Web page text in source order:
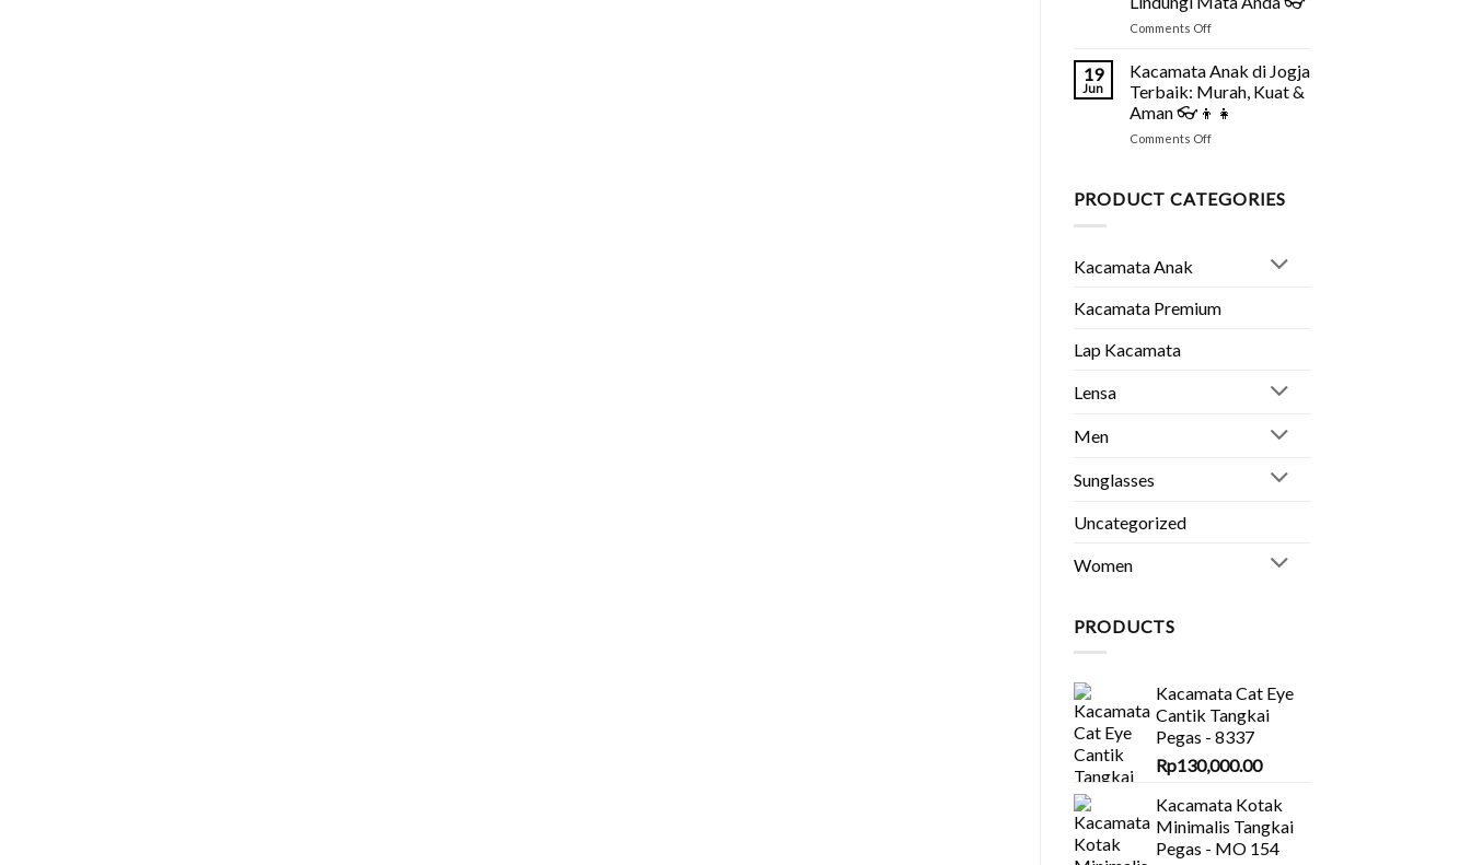
👓
2026:
Jenis
Rekomendasi
Optik
👓
Comments Offon
untuk
di
Depan
Laptop:
Anda
19
Jun
Kacamata Anak di Jogja
Terbaik: Murah, Kuat &
Aman 👓👦👧
Comments Offon
di
Aman
PRODUCT CATEGORIES
Kacamata Anak
Kacamata Premium
Lap Kacamata
Lensa
Men
Sunglasses
Uncategorized
Women
PRODUCTS
Kacamata Cat Eye
Cantik Tangkai
Pegas - 8337
Rp130,000.00
Kacamata Kotak
Minimalis Tangkai
Pegas - MO 154